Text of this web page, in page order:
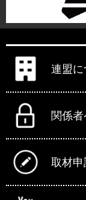
連盟に
関係
取材申